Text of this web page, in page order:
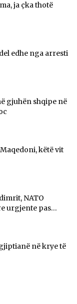
ja çka thotë
edhe nga arresti
gjuhën shqipe në
këtë vit
NATO
urgjente pas...
në krye të